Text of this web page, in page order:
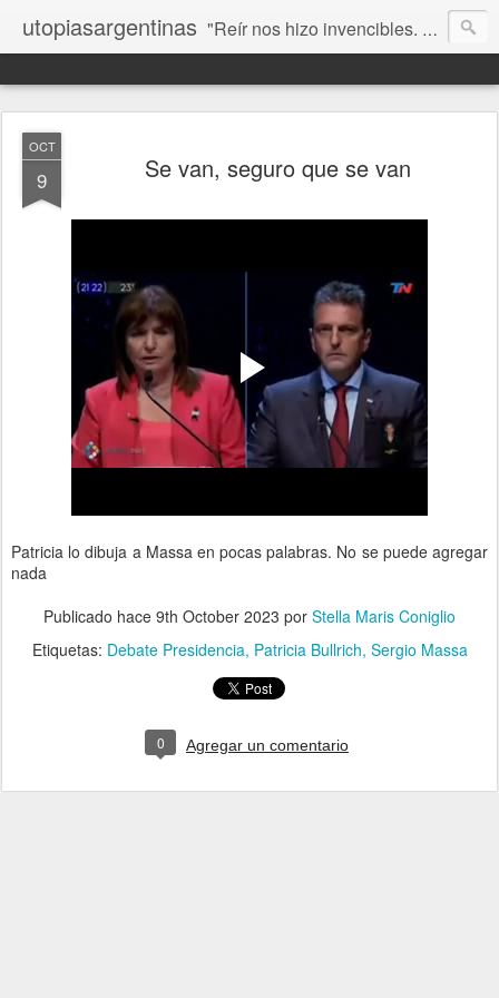
utopiasargentinas "Reír nos hizo invencibles. No como los que siempre ganan, sino como aquellos que no se rinden”. Frida Kahlo
OCT
9 Se van, seguro que se van
Patricia lo dibuja a Massa en pocas palabras. No se puede agregar
nada
Publicado hace 9th October 2023 por Stella Maris Coniglio
Etiquetas: Debate Presidencia Patricia Bullrich Sergio Massa
0 Agregar un comentario